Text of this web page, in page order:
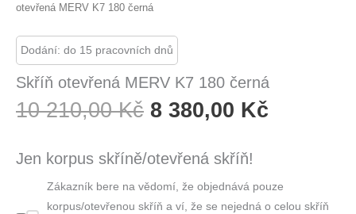
otevřená MERV K7 180 černá
Dodání: do 15 pracovních dnů
Skříň otevřená MERV K7 180 černá
10 210,00Kč Původní
Byla:
210,00 Kč.
8 380,00 Kč
380,00
Jen korpus skříně/otevřená skříň!
Zákazník bere na vědomí, že objednává pouze
korpus/otevřenou skříň a ví, že se nejedná o celou skříň